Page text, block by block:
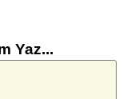
Yaz...